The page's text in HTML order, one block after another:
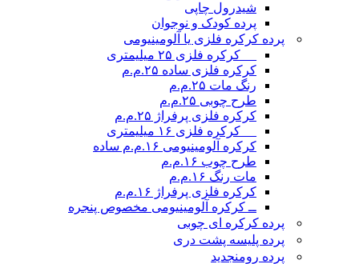
شیدرول چاپی
پرده کودک و نوجوان
پرده کرکره فلزی یا آلومینیومی
__ کرکره فلزی ۲۵ میلیمتری
کرکره فلزی ساده ۲۵.م.م
رنگ مات ۲۵.م.م
طرح چوبی ۲۵.م.م
کرکره فلزی پرفراژ ۲۵.م.م
__ کرکره فلزی ۱۶ میلیمتری
کرکره آلومینیومی ۱۶.م.م ساده
طرح چوب ۱۶.م.م
مات رنگ ۱۶.م.م
کرکره فلزی پرفراژ ۱۶.م.م
ــ کرکره آلومینیومی مخصوص پنجره
پرده کرکره ای چوبی
پرده پلیسه پشت دری
پرده رومنجدید